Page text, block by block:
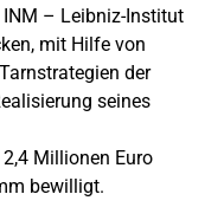
– Leibniz-Institut
mit Hilfe von
der
seines
Millionen Euro
bewilligt.